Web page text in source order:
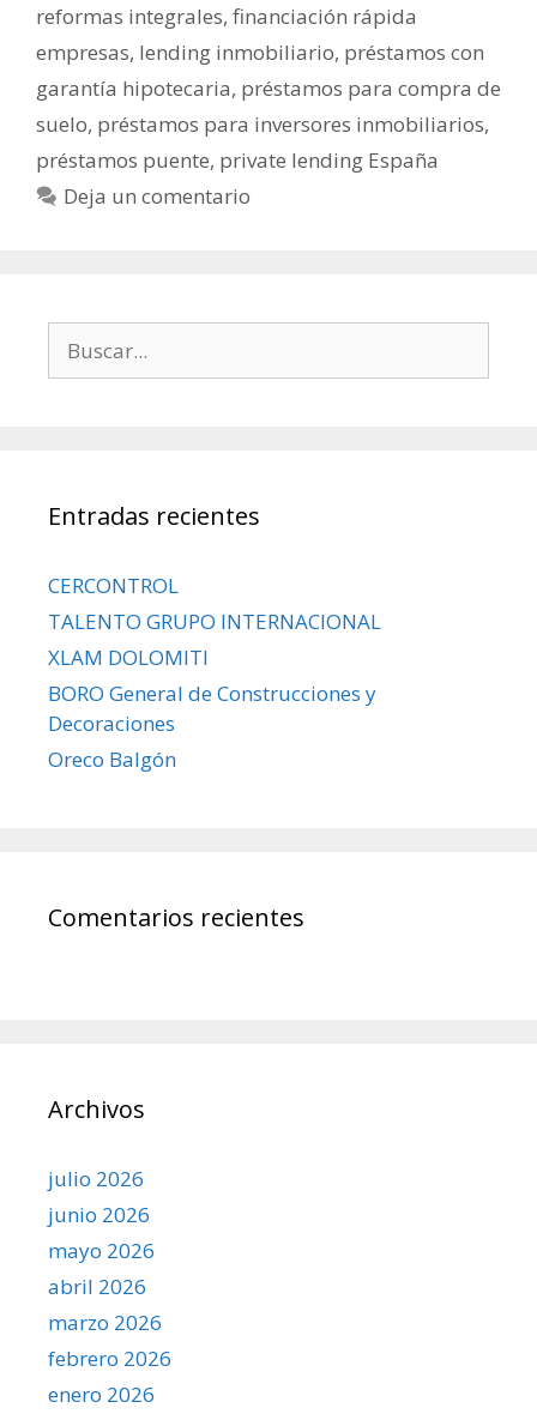
reformas integrales, financiación rápida
empresas, lending inmobiliario, préstamos con
garantía hipotecaria, préstamos para compra de
suelo, préstamos para inversores inmobiliarios,
préstamos puente, private lending España
Deja un comentario
Entradas recientes
CERCONTROL
TALENTO GRUPO INTERNACIONAL
XLAM DOLOMITI
BORO General de Construcciones y
Decoraciones
Oreco Balgón
Comentarios recientes
Archivos
julio 2026
junio 2026
mayo 2026
abril 2026
marzo 2026
febrero 2026
enero 2026